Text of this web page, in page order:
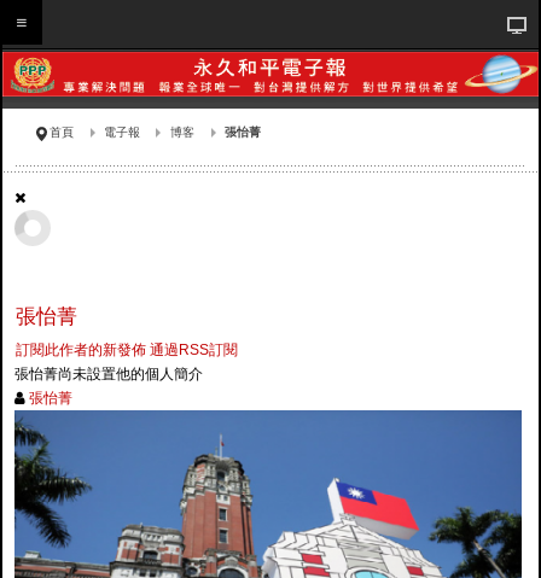
首頁 電子報 博客 張怡菁
張怡菁
訂閱此作者的新發佈 通過RSS訂閱
張怡菁尚未設置他的個人簡介
張怡菁